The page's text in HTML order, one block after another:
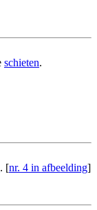
schieten.
. [nr. 4 in afbeelding]